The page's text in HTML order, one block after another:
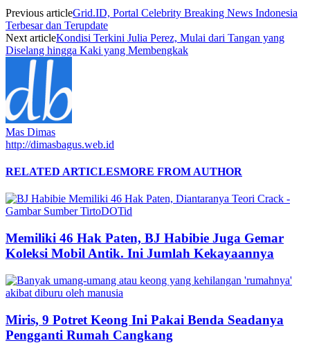
Previous articleGrid.ID, Portal Celebrity Breaking News Indonesia
Terbesar dan Terupdate
Next articleKondisi Terkini Julia Perez, Mulai dari Tangan yang
Diselang hingga Kaki yang Membengkak
Mas Dimas
http://dimasbagus.web.id
RELATED ARTICLESMORE FROM AUTHOR
Memiliki 46 Hak Paten, BJ Habibie Juga Gemar
Koleksi Mobil Antik. Ini Jumlah Kekayaannya
Miris, 9 Potret Keong Ini Pakai Benda Seadanya
Pengganti Rumah Cangkang